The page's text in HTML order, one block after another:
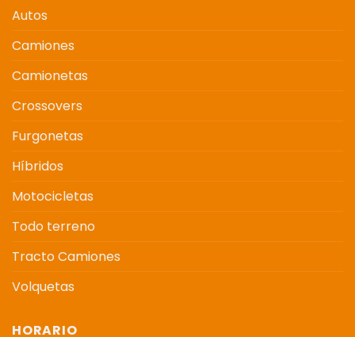
Autos
Camiones
Camionetas
Crossovers
Furgonetas
Híbridos
Motocicletas
Todo terreno
Tracto Camiones
Volquetas
HORARIO